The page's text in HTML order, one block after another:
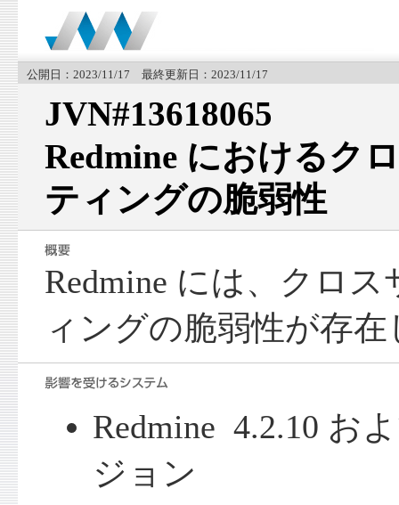
公開日：2023/11/17 最終更新日：2023/11/17
JVN#13618065
Redmine におけるク
ティングの脆弱性
Redmine には、クロ
ィングの脆弱性が存
Redmine 4.2.10 お
ジョン